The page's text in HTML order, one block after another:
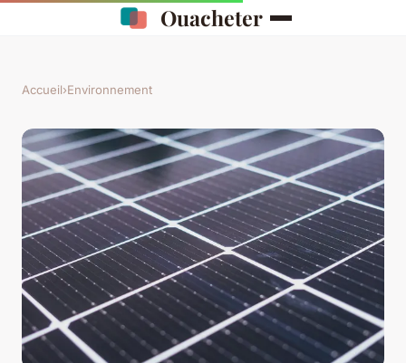
Ouacheter
Accueil›Environnement